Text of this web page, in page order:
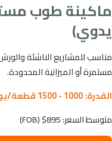
ماكينة طوب
يدوي)
مناسب للمشاريع الناشئة
مستمرة أو الميزانية المحدودة.
القدرة: 1000 - 1500 قطعة/يوم
متوسط السعر: 895$ (FOB)